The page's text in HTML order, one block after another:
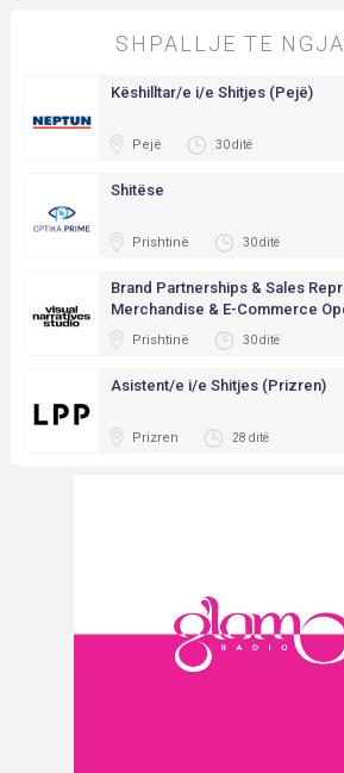
SHPALLJE TE
Këshilltar/e i/e Shitjes (Pejë)
Pejë 30 ditë
Shitëse
Prishtinë 30 ditë
Brand Partnerships & Sales
Merchandise & E-Commerce
Prishtinë 30 ditë
Asistent/e i/e Shitjes (Prizren)
Prizren 28 ditë